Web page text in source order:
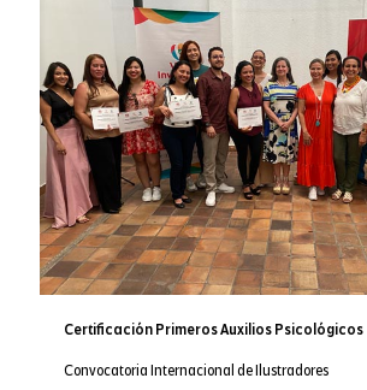
Certificación Primeros Auxilios Psicológicos
Convocatoria Internacional de Ilustradores